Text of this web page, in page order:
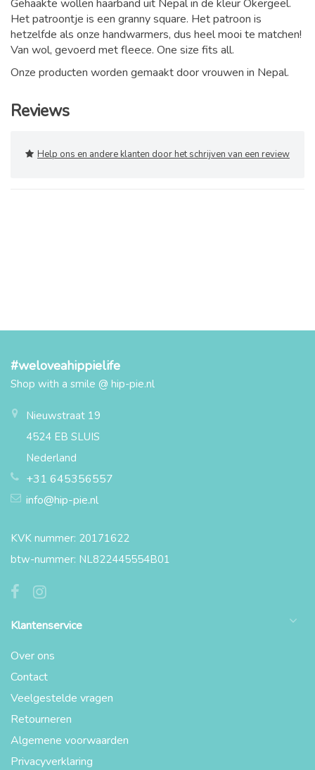
Gehaakte wollen haarband uit Nepal in de kleur Okergeel.
Het patroontje is een granny square. Het patroon is
hetzelfde als onze handwarmers, dus heel mooi te matchen!
Van wol, gevoerd met fleece. One size fits all.
Onze producten worden gemaakt door vrouwen in Nepal.
Reviews
Help ons en andere klanten door het schrijven van een review
#weloveahippielife
Shop with a smile @ hip-pie.nl
Nieuwstraat 19
4524 EB SLUIS
Nederland
+31 645356557
info@hip-pie.nl
KVK nummer: 20171622
btw-nummer: NL822445554B01
Klantenservice
Over ons
Contact
Veelgestelde vragen
Retourneren
Algemene voorwaarden
Privacyverklaring